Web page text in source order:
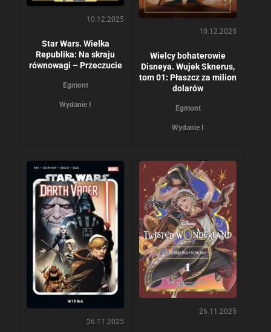
10.12.2025
Star Wars. Wielka
Republika: Na skraju
równowagi – Przeczucie
Egmont
Wydanie I
10.12.2025
Wielcy bohaterowie
Disneya. Wujek Sknerus,
tom 01: Płaszcz za milion
dolarów
Egmont
Wydanie I
26.11.2025
26.11.2025